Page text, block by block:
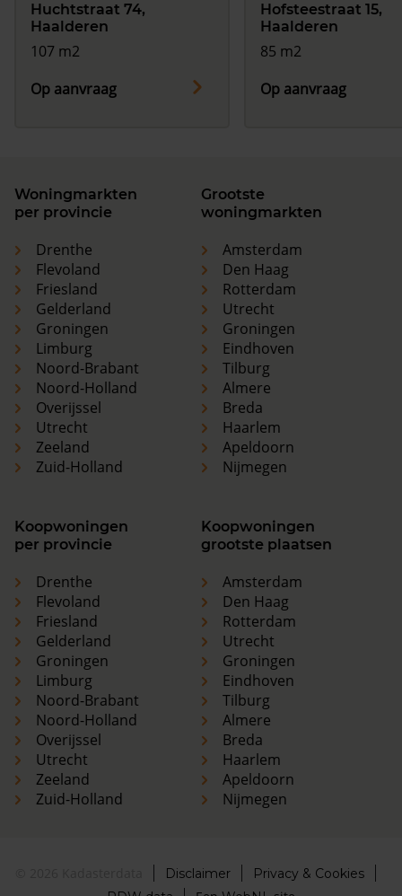
Huchtstraat 74,
Haalderen
107 m2
Op aanvraag
Hofsteestraat 15,
Haalderen
85 m2
Op aanvraag
Woningmarkten
per provincie
Drenthe
Flevoland
Friesland
Gelderland
Groningen
Limburg
Noord-Brabant
Noord-Holland
Overijssel
Utrecht
Zeeland
Zuid-Holland
Grootste
woningmarkten
Amsterdam
Den Haag
Rotterdam
Utrecht
Groningen
Eindhoven
Tilburg
Almere
Breda
Haarlem
Apeldoorn
Nijmegen
Koopwoningen
per provincie
Drenthe
Flevoland
Friesland
Gelderland
Groningen
Limburg
Noord-Brabant
Noord-Holland
Overijssel
Utrecht
Zeeland
Zuid-Holland
Koopwoningen
grootste plaatsen
Amsterdam
Den Haag
Rotterdam
Utrecht
Groningen
Eindhoven
Tilburg
Almere
Breda
Haarlem
Apeldoorn
Nijmegen
Disclaimer
Privacy & Cookies